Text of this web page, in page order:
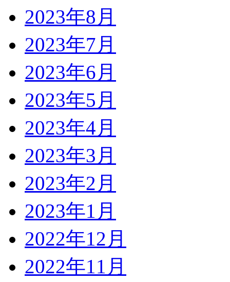
2023年8月
2023年7月
2023年6月
2023年5月
2023年4月
2023年3月
2023年2月
2023年1月
2022年12月
2022年11月